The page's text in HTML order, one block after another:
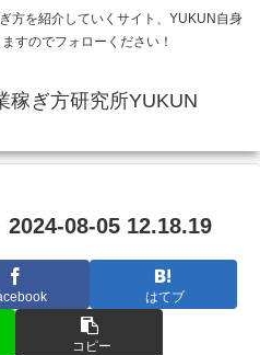
方を紹介していくサイト、YUKUN自身
すのでフォローください！
稼ぎ方研究所YUKUN
2024-08-05 12.18.19
はてブ
コピー